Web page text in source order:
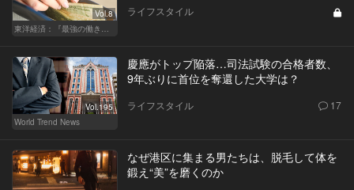
Vol.8
東洋経済：『最強の働き方』『一流の育て方』
ライフスタイル
Vol.195
World Trend News
慶應がトップ陥落…司法試験の合格者数、
9年ぶりに首位を奪還した大学は？
ライフスタイル 17
なぜ港区に集まる男たちは、脱毛して体を
鍛え“美”を磨くのか